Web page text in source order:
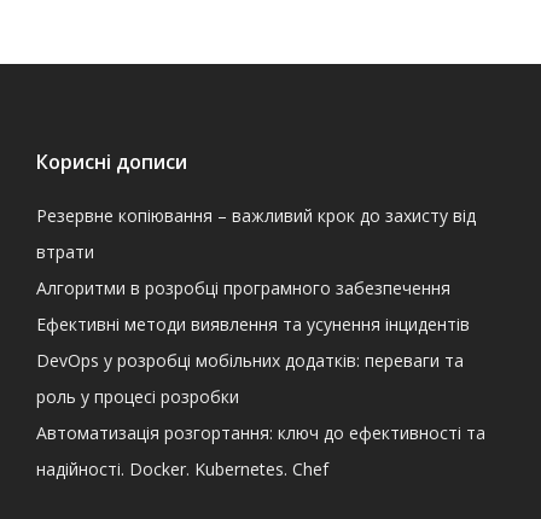
Корисні дописи
Резервне копіювання – важливий крок до захисту від
втрати
Алгоритми в розробці програмного забезпечення
Ефективні методи виявлення та усунення інцидентів
DevOps у розробці мобільних додатків: переваги та
роль у процесі розробки
Автоматизація розгортання: ключ до ефективності та
надійності. Docker. Kubernetes. Chef